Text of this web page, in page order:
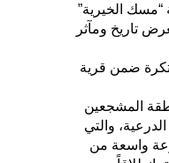
“مسك الخيرية”
تاريخ ومآثر
ضمن قرية
المشجعين
والتي
واسعة من